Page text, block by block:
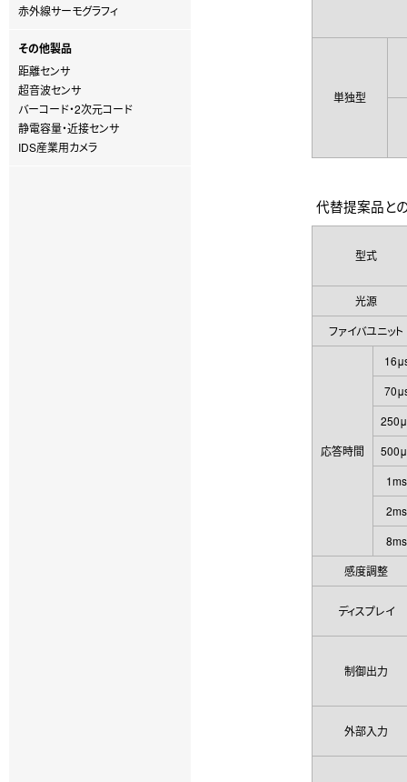
赤外線サーモグラフィ
その他製品
距離センサ
超音波センサ
バーコード・2次元コード
静電容量・近接センサ
IDS産業用カメラ
単独型
代替提案品と
型式
光源
ファイバユニット
応答時間
1ms
2ms
8ms
感度調整
ディスプレイ
制御出力
外部入力